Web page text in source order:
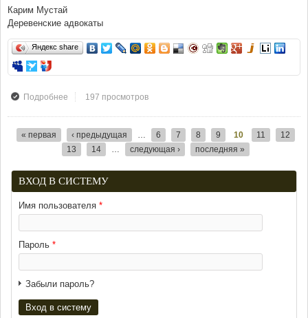
Карим Мустай
Деревенские адвокаты
Яндекс share
Подробнее о Карим Мустай Деревенские адвокаты
197 просмотров
Страницы
« первая ‹ предыдущая … 6 7 8 9 10 11
12
13
14 … следующая › последняя »
ВХОД В СИСТЕМУ
Имя пользователя *
Пароль *
Забыли пароль?